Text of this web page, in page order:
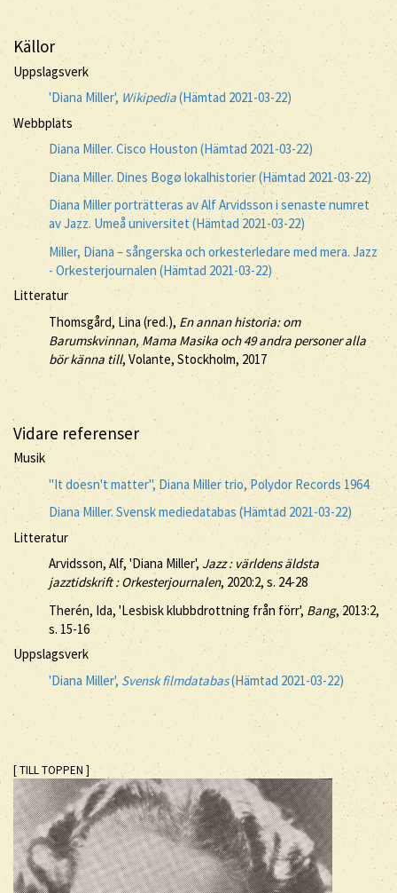
Källor
Uppslagsverk
'Diana Miller', Wikipedia(Hämtad 2021-03-22)
Webbplats
Diana Miller. Cisco Houston (Hämtad 2021-03-22)
Diana Miller. Dines Bogø lokalhistorier (Hämtad 2021-03-22)
Diana Miller porträtteras av Alf Arvidsson i senaste numret
av Jazz. Umeå universitet (Hämtad 2021-03-22)
Miller, Diana – sångerska och orkesterledare med mera. Jazz
- Orkesterjournalen (Hämtad 2021-03-22)
Litteratur
Thomsgård, Lina (red.), En annan historia: om
Barumskvinnan, Mama Masika och 49 andra personer alla
bör känna till, Volante, Stockholm, 2017
Vidare referenser
Musik
"It doesn't matter", Diana Miller trio, Polydor Records 1964
Diana Miller. Svensk mediedatabas (Hämtad 2021-03-22)
Litteratur
Arvidsson, Alf, 'Diana Miller', Jazz : världens äldsta
jazztidskrift : Orkesterjournalen, 2020:2, s. 24-28
Therén, Ida, 'Lesbisk klubbdrottning från förr', Bang, 2013:2,
s. 15-16
Uppslagsverk
'Diana Miller', Svensk filmdatabas(Hämtad 2021-03-22)
[ TILL TOPPEN ]